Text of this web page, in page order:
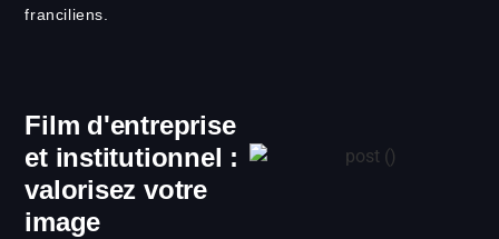
franciliens.
Film d'entreprise
et institutionnel :
valorisez votre
image